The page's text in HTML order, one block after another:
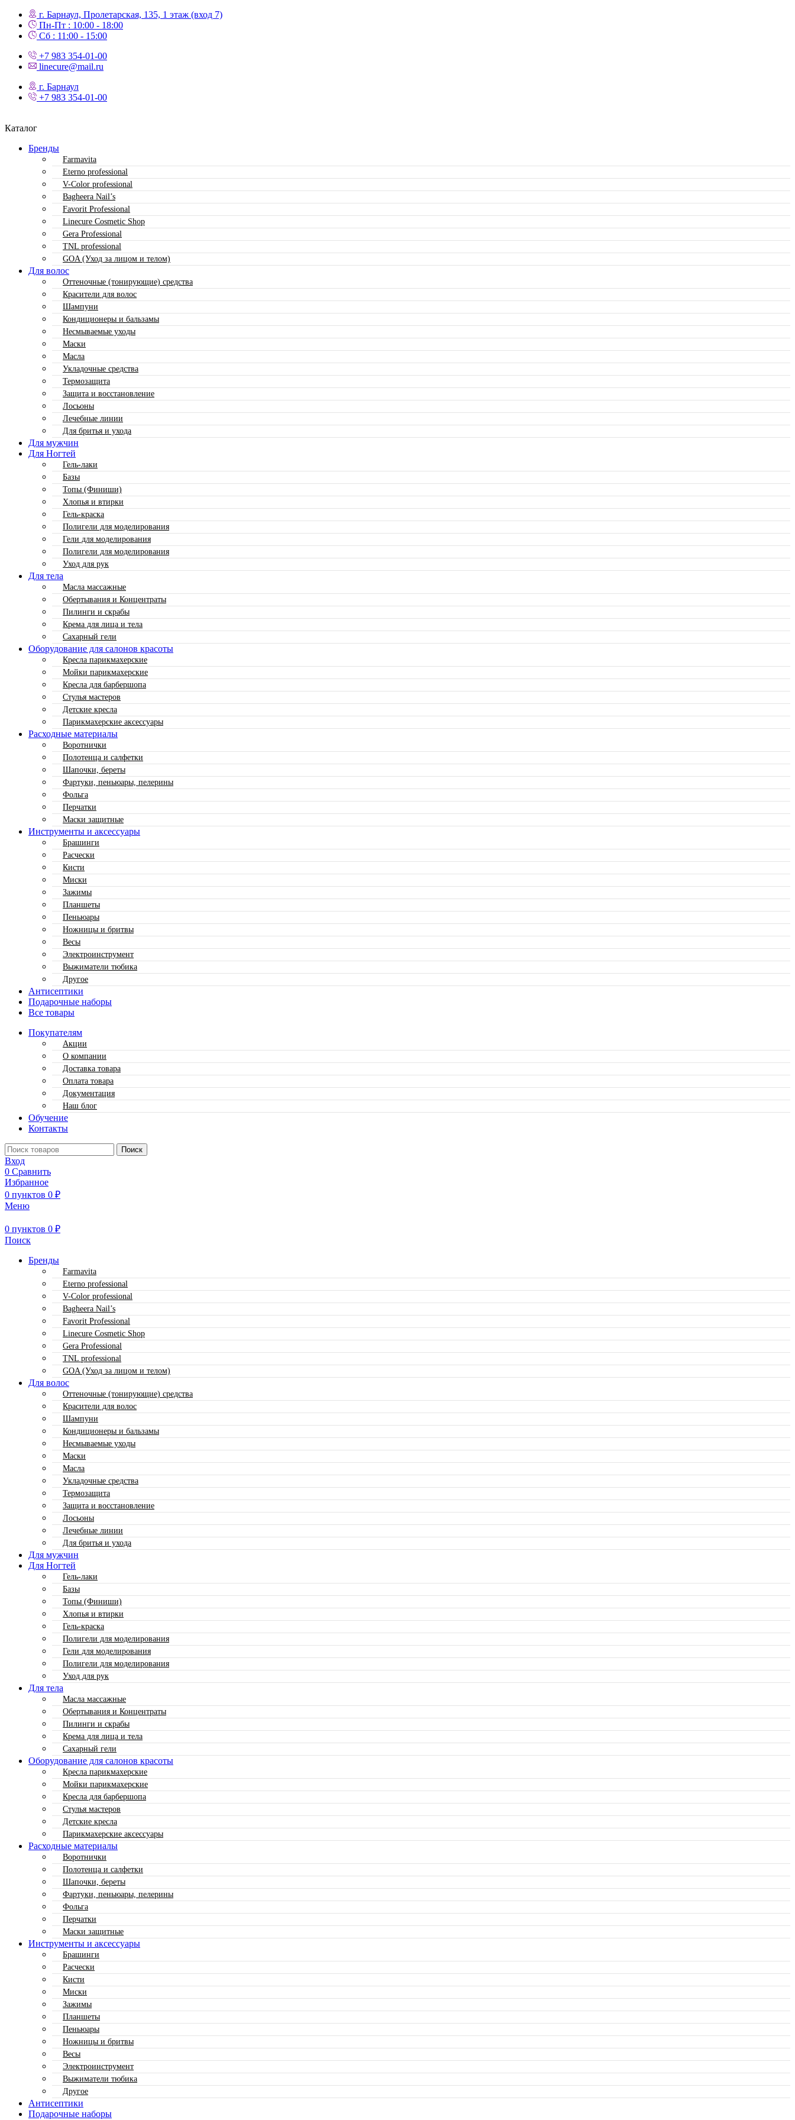
г. Барнаул, Пролетарская, 135,​ 1 этаж (вход 7)
Пн-Пт : 10:00 - 18:00
Сб : 11:00 - 15:00
+7 983 354-01-00
linecure@mail.ru
г. Барнаул
+7 983 354-01-00
Каталог
Бренды
Farmavita
Eterno professional
V-Color professional
Bagheera Nail’s
Favorit Professional
Linecure Cosmetic Shop
Gera Professional
TNL professional
GOA (Уход за лицом и телом)
Для волос
Оттеночные (тонирующие) средства
Красители для волос
Шампуни
Кондиционеры и бальзамы
Несмываемые уходы
Маски
Масла
Укладочные средства
Термозащита
Защита и восстановление
Лосьоны
Лечебные линии
Для бритья и ухода
Для мужчин
Для Ногтей
Гель-лаки
Базы
Топы (Финиши)
Хлопья и втирки
Гель-краска
Полигели для моделирования
Гели для моделирования
Полигели для моделирования
Уход для рук
Для тела
Масла массажные
Обертывания и Концентраты
Пилинги и скрабы
Крема для лица и тела
Сахарный гели
Оборудование для салонов красоты
Кресла парикмахерские
Мойки парикмахерские
Кресла для барбершопа
Стулья мастеров
Детские кресла
Парикмахерские аксессуары
Расходные материалы
Воротнички
Полотенца и салфетки
Шапочки, береты
Фартуки, пеньюары, пелерины
Фольга
Перчатки
Маски защитные
Инструменты и аксессуары
Брашинги
Расчески
Кисти
Миски
Зажимы
Планшеты
Пеньюары
Ножницы и бритвы
Весы
Электроинструмент
Выжиматели тюбика
Другое
Антисептики
Подарочные наборы
Все товары
Покупателям
Акции
О компании
Доставка товара
Оплата товара
Документация
Наш блог
Обучение
Контакты
Поиск
Вход
0 Сравнить
Избранное
0 пунктов 0 ₽
Меню
0 пунктов 0 ₽
Поиск
Бренды
Farmavita
Eterno professional
V-Color professional
Bagheera Nail’s
Favorit Professional
Linecure Cosmetic Shop
Gera Professional
TNL professional
GOA (Уход за лицом и телом)
Для волос
Оттеночные (тонирующие) средства
Красители для волос
Шампуни
Кондиционеры и бальзамы
Несмываемые уходы
Маски
Масла
Укладочные средства
Термозащита
Защита и восстановление
Лосьоны
Лечебные линии
Для бритья и ухода
Для мужчин
Для Ногтей
Гель-лаки
Базы
Топы (Финиши)
Хлопья и втирки
Гель-краска
Полигели для моделирования
Гели для моделирования
Полигели для моделирования
Уход для рук
Для тела
Масла массажные
Обертывания и Концентраты
Пилинги и скрабы
Крема для лица и тела
Сахарный гели
Оборудование для салонов красоты
Кресла парикмахерские
Мойки парикмахерские
Кресла для барбершопа
Стулья мастеров
Детские кресла
Парикмахерские аксессуары
Расходные материалы
Воротнички
Полотенца и салфетки
Шапочки, береты
Фартуки, пеньюары, пелерины
Фольга
Перчатки
Маски защитные
Инструменты и аксессуары
Брашинги
Расчески
Кисти
Миски
Зажимы
Планшеты
Пеньюары
Ножницы и бритвы
Весы
Электроинструмент
Выжиматели тюбика
Другое
Антисептики
Подарочные наборы